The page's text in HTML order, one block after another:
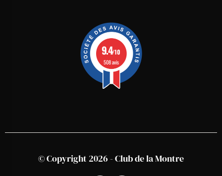
9.4/10
508 avis
© Copyright 2026 - Club de la Montre